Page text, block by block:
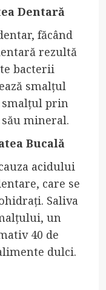
Dentară
făcând
rezultă
bacterii
smalțul
smalțul prin
mineral.
Bucală
acidului
care se
Saliva
un
40 de
dulci.